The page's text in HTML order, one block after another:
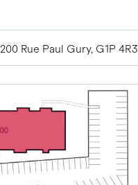
Rue Paul Gury, G1P 4R3